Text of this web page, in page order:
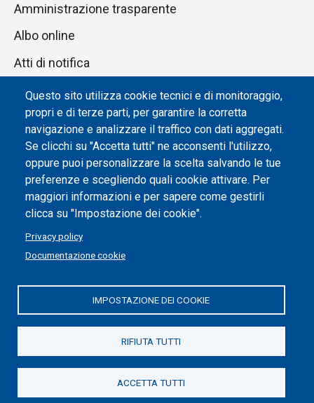
Questo sito utilizza cookie tecnici e di monitoraggio,
propri e di terze parti, per garantire la corretta
navigazione e analizzare il traffico con dati aggregati.
Se clicchi su "Accetta tutti" ne acconsenti l'utilizzo,
oppure puoi personalizzare la scelta salvando le tue
preferenze e scegliendo quali cookie attivare. Per
maggiori informazioni e per sapere come gestirli
clicca su "Impostazione dei cookie".
Privacy policy
Documentazione cookie
IMPOSTAZIONE DEI COOKIE
RIFIUTA TUTTI
ACCETTA TUTTI
Amministrazione trasparente
Albo online
Atti di notifica
Dichiarazione di accessibilità
Impostazione dei cookie
Politecnico di Torino | Corso Duca degli Abruzzi, 24 | 10129
Torino, ITALIA | P.IVA/C.F. 00518460019 | PEC